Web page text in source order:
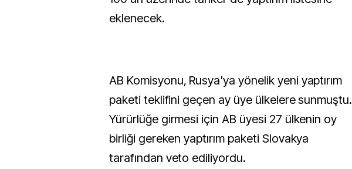
eklenecek.
AB Komisyonu, Rusya'ya yönelik yeni yaptırım
paketi teklifini geçen ay üye ülkelere sunmuştu.
Yürürlüğe girmesi için AB üyesi 27 ülkenin oy
birliği gereken yaptırım paketi Slovakya
tarafından veto ediliyordu.